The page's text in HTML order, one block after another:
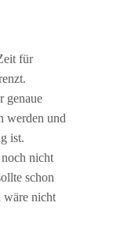
für
genaue
werden und
ist.
nicht
schon
wäre nicht